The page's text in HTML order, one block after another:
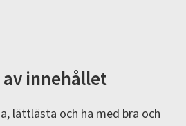
innehållet
lättlästa och ha med bra och